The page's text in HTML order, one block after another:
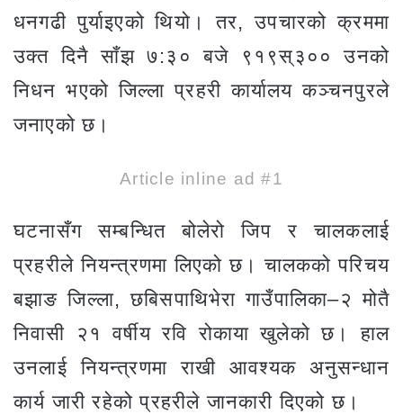
धनगढी पुर्याइएको थियो। तर, उपचारको क्रममा
उक्त दिनै साँझ ७:३० बजे ९१९स्३०० उनको
निधन भएको जिल्ला प्रहरी कार्यालय कञ्चनपुरले
जनाएको छ।
Article inline ad #1
घटनासँग सम्बन्धित बोलेरो जिप र चालकलाई
प्रहरीले नियन्त्रणमा लिएको छ। चालकको परिचय
बझाङ जिल्ला, छबिसपाथिभेरा गाउँपालिका–२ मोतै
निवासी २१ वर्षीय रवि रोकाया खुलेको छ। हाल
उनलाई नियन्त्रणमा राखी आवश्यक अनुसन्धान
कार्य जारी रहेको प्रहरीले जानकारी दिएको छ।